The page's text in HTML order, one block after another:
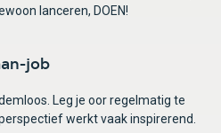
lanceren, DOEN!
job
Leg je oor regelmatig te
werkt vaak inspirerend.